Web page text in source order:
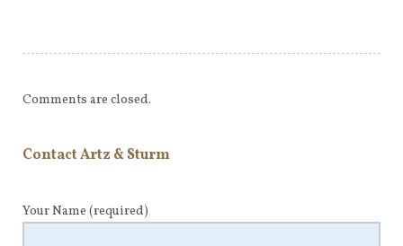
Comments are closed.
Contact Artz & Sturm
Your Name (required)